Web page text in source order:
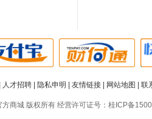
人才招聘 隐私申明 友情链接 网站地图 联
商城 版权所有 经营许可证号： 桂ICP备